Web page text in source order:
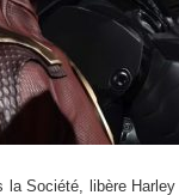
la Société, libère